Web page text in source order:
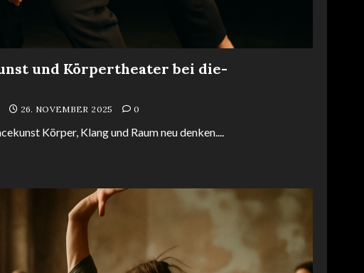
und Körpertheater bei die-
26. NOVEMBER 2025 0
Körper, Klang und Raum neu denken....